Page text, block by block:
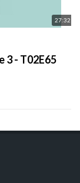
27:32
3 - T02E65